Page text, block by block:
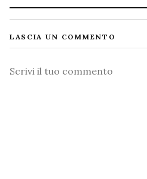
LASCIA UN COMMENTO
Commento